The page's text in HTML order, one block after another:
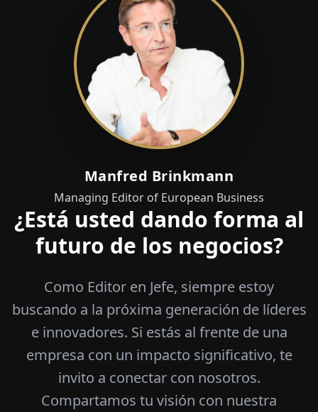
Manfred Brinkmann
Managing Editor of European Business
¿Está usted dando forma al
futuro de los negocios?
Como Editor en Jefe, siempre estoy
buscando a la próxima generación de líderes
e innovadores. Si estás al frente de una
empresa con un impacto significativo, te
invito a conectar con nosotros.
Compartamos tu visión con nuestra